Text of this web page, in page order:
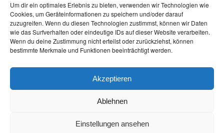
Um dir ein optimales Erlebnis zu bieten, verwenden wir Technologien wie
Cookies, um Geräteinformationen zu speichern und/oder darauf
zuzugreifen. Wenn du diesen Technologien zustimmst, können wir Daten
wie das Surfverhalten oder eindeutige IDs auf dieser Website verarbeiten.
Wenn du deine Zustimmung nicht erteilst oder zurückziehst, können
bestimmte Merkmale und Funktionen beeinträchtigt werden.
Akzeptieren
Ablehnen
Einstellungen ansehen
Sprechstunde
Donnerstags: 17:00-18:30